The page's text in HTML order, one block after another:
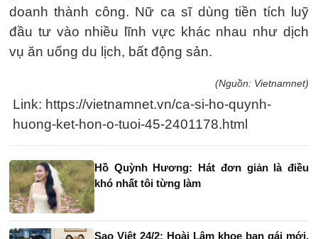
doanh thành công. Nữ ca sĩ dùng tiền tích luỹ
đầu tư vào nhiều lĩnh vực khác nhau như dịch
vụ ăn uống du lịch, bất động sản.
(Nguồn: Vietnamnet)
Link: https://vietnamnet.vn/ca-si-ho-quynh-
huong-ket-hon-o-tuoi-45-2401178.html
Hồ Quỳnh Hương: Hát đơn giản là điều
khó nhất tôi từng làm
Sao Việt 24/2: Hoài Lâm khoe bạn gái mới,